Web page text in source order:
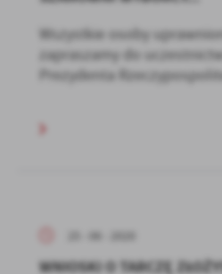
Wszystkie osoby
zapraszamy do
Prezydenta
25 - 06 - 2020
WNIOSKI O TARCZĘ